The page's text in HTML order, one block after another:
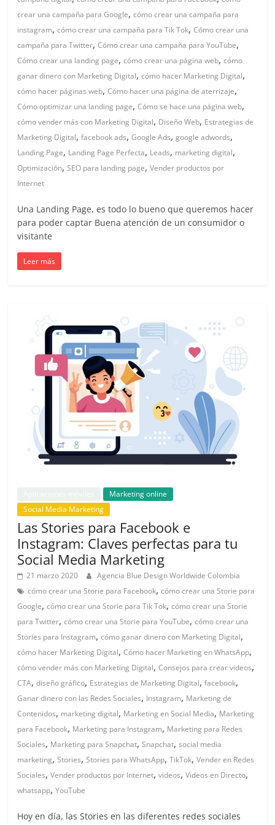
en
Colombia
|
Magazine
de
Publicidad
y
Marketing
|
Noticias
de
Actualidad
Mercadeo
Colombia
|
Revistas
de
Actualidad
en
Colombia
Revista
iBlue
Marketing
de
crear una campaña para Google,cómo crear una campaña para
instagram,cómo crear una campaña para Tik Tok,Cómo crear una
campaña para Twitter,Cómo crear una campaña para YouTube,
Cómo crear una landing page,cómo crear una página web,cómo
ganar dinero con Marketing Digital,cómo hacer Marketing Digital,
cómo hacer páginas web,Cómo hacer una página de aterrizaje,
Cómo optimizar una landing page,Cómo se hace una página web,
cómo vender más con Marketing Digital, Diseño Web, Estrategias de
Marketing Digital,facebook ads,Google Ads,google adwords,
Landing Page, Landing Page Perfecta, Leads, marketing digital,
Optimización,SEO para landing page,Vender productos por
Internet
Una Landing Page, es todo lo bueno que queremos hacer
para poder captar Buena atención de un consumidor o
visitante
Leer más
Marketing online
Social Media Marketing
Las Stories para Facebook e
Instagram: Claves perfectas para tu
Social Media Marketing
21 marzo 2020
Agencia Blue Design Worldwide Colombia
cómo crear una Storie para Facebook,cómo crear una Storie para
Google,cómo crear una Storie para Tik Tok,cómo crear una Storie
para Twitter,cómo crear una Storie para YouTube,cómo crear una
Stories para Instagram,cómo ganar dinero con Marketing Digital,
cómo hacer Marketing Digital,Cómo hacer Marketing en WhatsApp,
cómo vender más con Marketing Digital,Consejos para crear videos,
CTA,diseño gráfico, Estrategias de Marketing Digital,facebook,
Ganar dinero con las Redes Sociales, Instagram, Marketing de
Contenidos, marketing digital, Marketing en Social Media, Marketing
para Facebook, Marketing para Instagram, Marketing para Redes
Sociales, Marketing para Snapchat,Snapchat,social media
marketing,Stories,Stories para WhatsApp,TikTok,Vender en Redes
Sociales,Vender productos por Internet,videos,Videos en Directo,
whatsapp,YouTube
Hoy en día, las Stories en las diferentes redes sociales